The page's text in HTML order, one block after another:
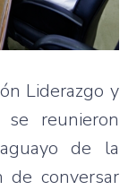
Liderazgo y
se reunieron
de la
de conversar